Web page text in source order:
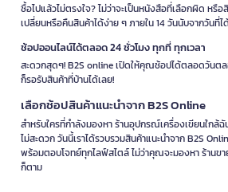
ซื้อไปแล้วไม่ตรงใจ? ไม่ว่าจะเป็นหนังสือที่เลือกผิด ห
เปลี่ยนหรือคืนสินค้าได้ง่าย ๆ ภายใน 14 วันนับจากวันที่ไ
ช้อปออนไลน์ได้ตลอด 24 ชั่วโมง ทุกที่ ทุกเวลา
สะดวกสุดๆ! B2S online เปิดให้คุณช้อปได้ตลอดวันต
ก็รอรับสินค้าที่บ้านได้เลย!
เลือกช้อปสินค้าแนะนำจาก B2S Online
สำหรับใครที่กำลังมองหา ร้านอุปกรณ์เครื่องเขียนใกล้
ไม่สะดวก วันนี้เราได้รวบรวมสินค้าแนะนำจาก B2S
พร้อมตอบโจทย์ทุกไลฟ์สไตล์ ไม่ว่าคุณจะมองหา ร้านข
ก็ตาม